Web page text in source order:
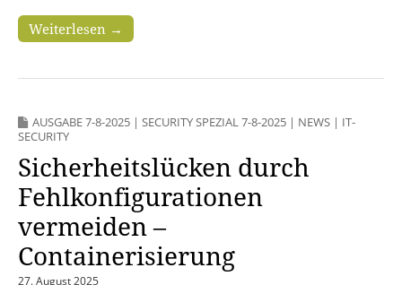
Weiterlesen →
AUSGABE 7-8-2025 | SECURITY SPEZIAL 7-8-2025 | NEWS | IT-
SECURITY
Sicherheitslücken durch
Fehlkonfigurationen
vermeiden –
Containerisierung
27. August 2025